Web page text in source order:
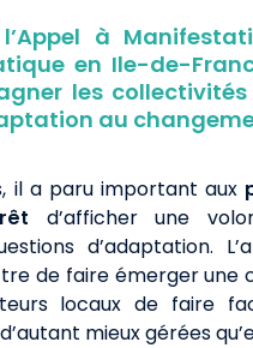
à
en Ile-de-
les
au
il a paru important aux
d’afficher une
d’adaptation.
de faire émerger une
locaux de faire
mieux gérées